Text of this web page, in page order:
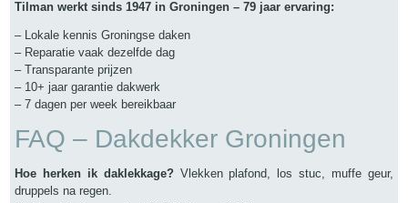
Tilman werkt sinds 1947 in Groningen – 79 jaar ervaring:
– Lokale kennis Groningse daken
– Reparatie vaak dezelfde dag
– Transparante prijzen
– 10+ jaar garantie dakwerk
– 7 dagen per week bereikbaar
FAQ – Dakdekker Groningen
Hoe herken ik daklekkage? Vlekken plafond, los stuc, muffe geur,
druppels na regen.